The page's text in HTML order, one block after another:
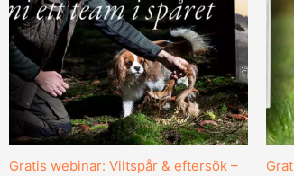
Gratis webinar: Viltspår & eftersök –